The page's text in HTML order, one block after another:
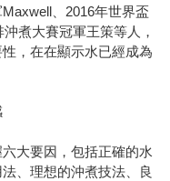
、2016年世界盃
煮大賽冠軍王策等人，
，在在顯示水已經成為
大要因，包括正確的水
、理想的沖煮技法、良